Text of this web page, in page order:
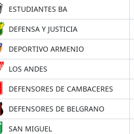
ESTUDIANTES BA
DEFENSA Y JUSTICIA
DEPORTIVO ARMENIO
LOS ANDES
DEFENSORES DE CAMBACERES
DEFENSORES DE BELGRANO
SAN MIGUEL